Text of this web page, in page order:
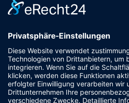
Januar 2018
November 2017
Oktober 2017
September 2017